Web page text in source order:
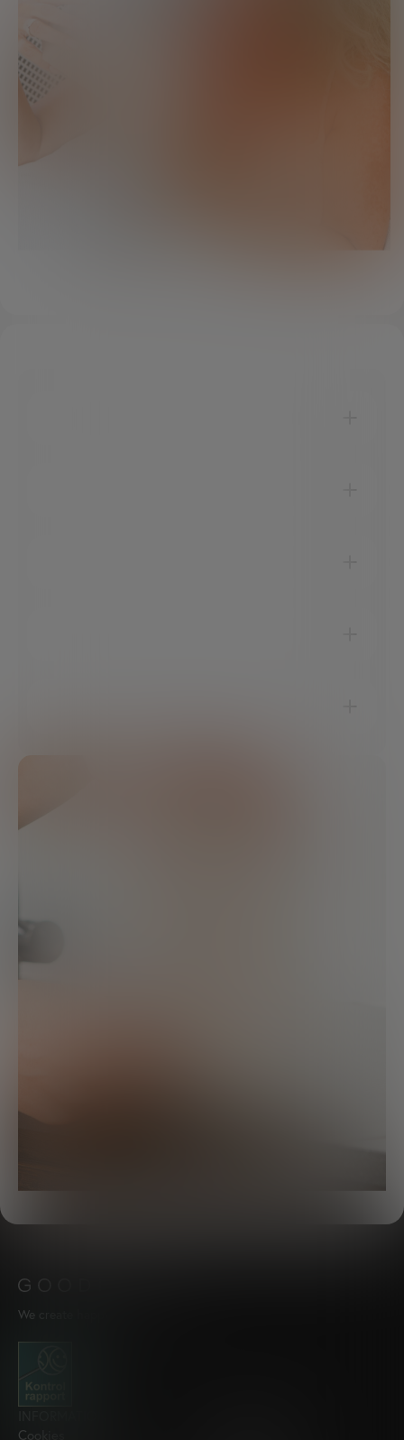
We create happy moments.
Cookies